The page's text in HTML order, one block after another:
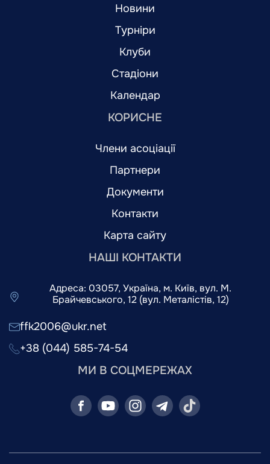
Новини
Турніри
Клуби
Стадіони
Календар
КОРИСНЕ
Члени асоціації
Партнери
Документи
Контакти
Карта сайту
НАШІ КОНТАКТИ
Адреса: 03057, Україна, м. Київ, вул. М.
Брайчевського, 12 (вул. Металістів, 12)
ffk2006@ukr.net
+38 (044) 585-74-54
МИ В СОЦМЕРЕЖАХ